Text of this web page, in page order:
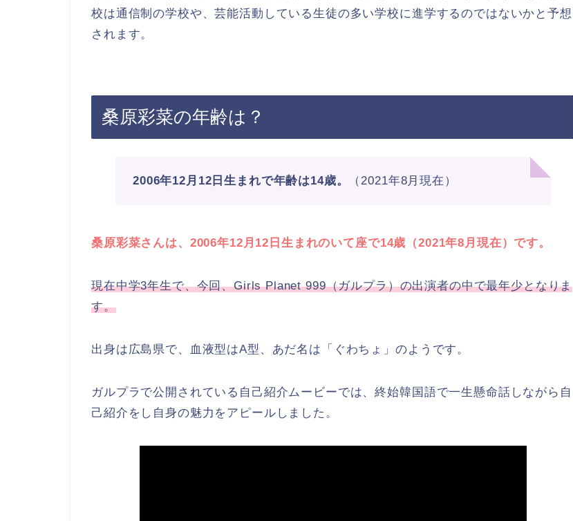
校は通信制の学校や、芸能活動している生徒の多い学校に進学するのではないかと予想
されます。
桑原彩菜の年齢は？
2006年12月12日生まれで年齢は14歳。 （2021年8月現在）
桑原彩菜さんは、2006年12月12日生まれのいて座で14歳（2021年8月現在）です。
現在中学3年生で、今回、Girls Planet 999（ガルプラ）の出演者の中で最年少となりま
す。
出身は広島県で、血液型はA型、あだ名は「ぐわちょ」のようです。
ガルプラで公開されている自己紹介ムービーでは、終始韓国語で一生懸命話しながら自
己紹介をし自身の魅力をアピールしました。